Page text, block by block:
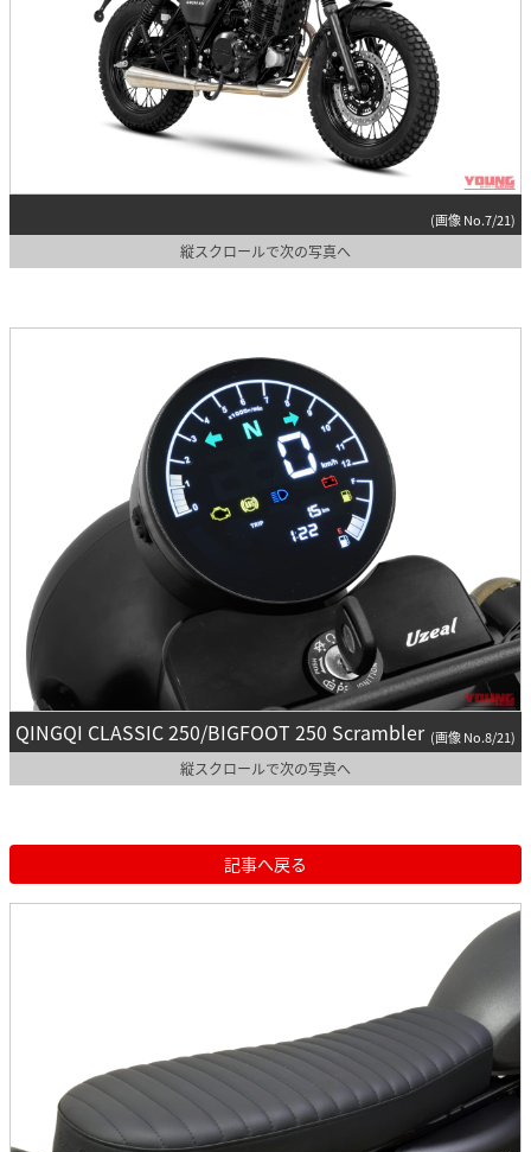
(画像 No.7/21)
縦スクロールで次の写真へ
QINGQI CLASSIC 250/BIGFOOT 250 Scrambler (画像 No.8/21)
縦スクロールで次の写真へ
記事へ戻る